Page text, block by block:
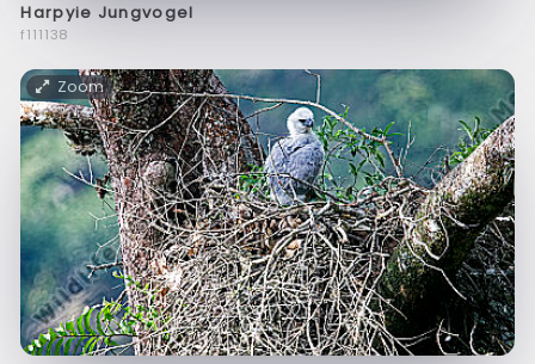
Harpyie Jungvogel
f111138
Zoom